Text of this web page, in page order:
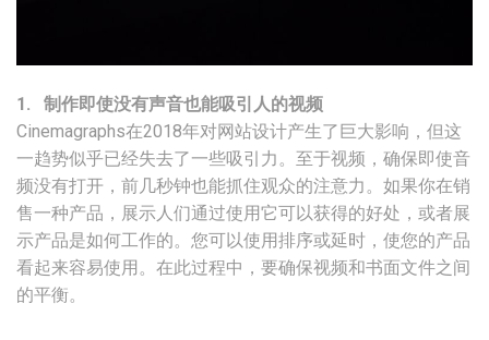
1. 制作即使没有声音也能吸引人的视频
Cinemagraphs在2018年对网站设计产生了巨大影响，但这
一趋势似乎已经失去了一些吸引力。至于视频，确保即使音
频没有打开，前几秒钟也能抓住观众的注意力。如果你在销
售一种产品，展示人们通过使用它可以获得的好处，或者展
示产品是如何工作的。您可以使用排序或延时，使您的产品
看起来容易使用。在此过程中，要确保视频和书面文件之间
的平衡。